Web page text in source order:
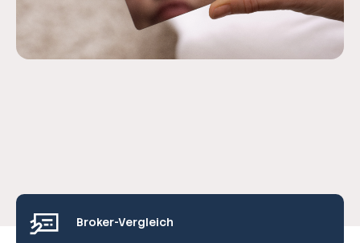
Broker-Vergleich